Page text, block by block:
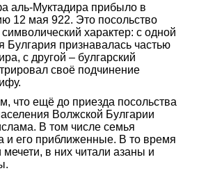
аль-Муктадира прибыло в
12 мая 922. Это посольство
характер: с одной
Булгария признавалась частью
с другой – булгарский
своё подчинение
что ещё до приезда посольства
Волжской Булгарии
В том числе семья
и его приближенные. В то время
в них читали азаны и